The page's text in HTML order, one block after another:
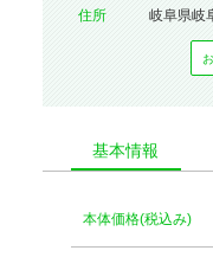
住所
岐阜県岐
基本情報
本体価格(税込み)